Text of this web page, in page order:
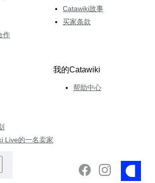
作
Catawiki故事
买家条款
Live的一名卖家
我的Catawiki
帮助中心